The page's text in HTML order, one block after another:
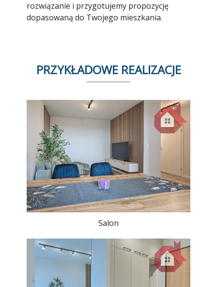
rozwiązanie i przygotujemy propozycję
dopasowaną do Twojego mieszkania.
PRZYKŁADOWE REALIZACJE
Salon